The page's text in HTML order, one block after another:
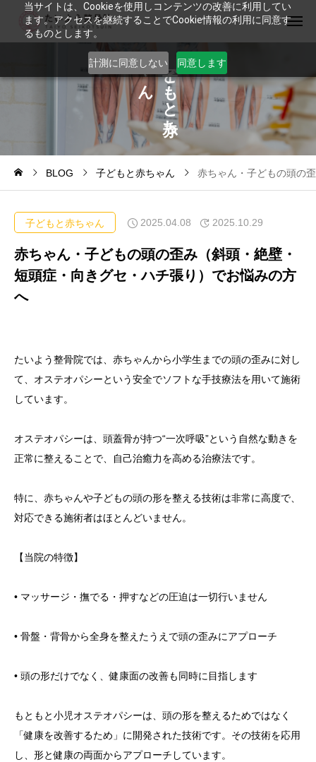
当サイトは、Cookieを使用しコンテンツの改善に利用してい
ます。アクセスを継続することでCookie情報の利用に同意す
るものとします。
計測に同意しない 同意します
ど
も
と
ち
ゃ
ん
BLOG 子どもと赤ちゃん 赤ちゃん・子どもの頭の
子どもと赤ちゃん 2025.04.08 2025.10.29
赤ちゃん・子どもの頭の歪み（斜頭・絶壁・
短頭症・向きグセ・ハチ張り）でお悩みの方
へ
たいよう整骨院では、赤ちゃんから小学生までの頭の歪みに対し
て、オステオパシーという安全でソフトな手技療法を用いて施術
しています。
オステオパシーは、頭蓋骨が持つ“一次呼吸”という自然な動きを
正常に整えることで、自己治癒力を高める治療法です。
特に、赤ちゃんや子どもの頭の形を整える技術は非常に高度で、
対応できる施術者はほとんどいません。
【当院の特徴】
• マッサージ・撫でる・押すなどの圧迫は一切行いません
• 骨盤・背骨から全身を整えたうえで頭の歪みにアプローチ
• 頭の形だけでなく、健康面の改善も同時に目指します
もともと小児オステオパシーは、頭の形を整えるためではなく
「健康を改善するため」に開発された技術です。その技術を応用
し、形と健康の両面からアプローチしています。